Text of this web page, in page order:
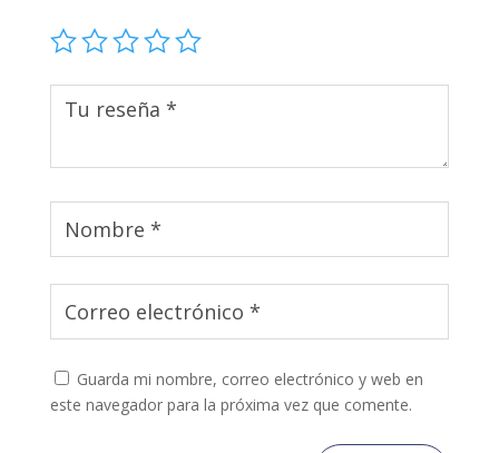
Guarda mi nombre, correo electrónico y web en
este navegador para la próxima vez que comente.